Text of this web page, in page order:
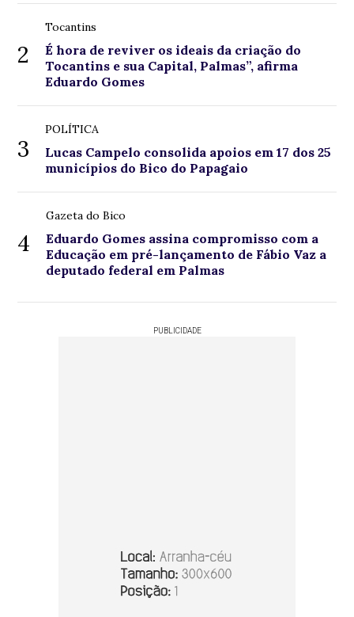
2
Tocantins
É hora de reviver os ideais da criação do
Tocantins e sua Capital, Palmas”, afirma
Eduardo Gomes
3
POLÍTICA
Lucas Campelo consolida apoios em 17 dos 25
municípios do Bico do Papagaio
4
Gazeta do Bico
Eduardo Gomes assina compromisso com a
Educação em pré-lançamento de Fábio Vaz a
deputado federal em Palmas
PUBLICIDADE